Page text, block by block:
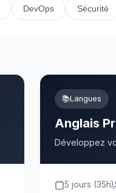
DevOps Sécurité
📚Langues
Anglais
Développez
5 jours (35h)